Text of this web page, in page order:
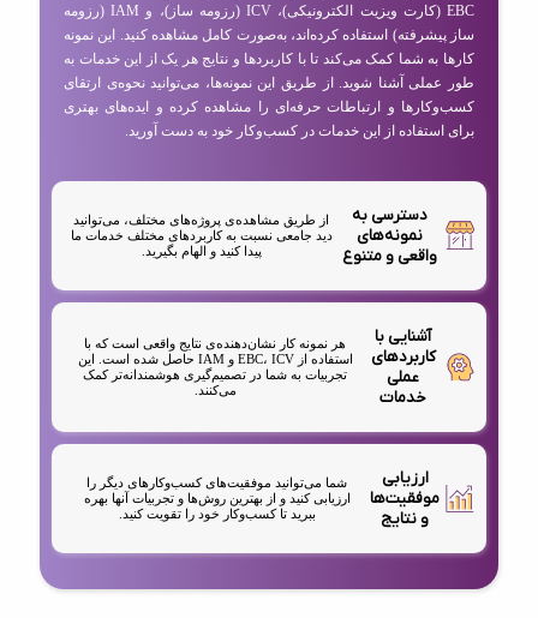
EBC (کارت ویزیت الکترونیکی)، ICV (رزومه ساز)، و IAM (رزومه
ساز پیشرفته) استفاده کرده‌اند، به‌صورت کامل مشاهده کنید. این نمونه
کارها به شما کمک می‌کند تا با کاربردها و نتایج هر یک از این خدمات به
طور عملی آشنا شوید. از طریق این نمونه‌ها، می‌توانید نحوه‌ی ارتقای
کسب‌وکارها و ارتباطات حرفه‌ای را مشاهده کرده و ایده‌های بهتری
برای استفاده از این خدمات در کسب‌وکار خود به دست آورید.
دسترسی به
نمونه‌های
واقعی و متنوع
از طریق مشاهده‌ی پروژه‌های مختلف، می‌توانید
دید جامعی نسبت به کاربردهای مختلف خدمات ما
پیدا کنید و الهام بگیرید.
آشنایی با
کاربردهای
عملی
خدمات
هر نمونه کار نشان‌دهنده‌ی نتایج واقعی است که با
استفاده از EBC، ICV و IAM حاصل شده است. این
تجربیات به شما در تصمیم‌گیری هوشمندانه‌تر کمک
می‌کنند.
ارزیابی
موفقیت‌ها
و نتایج
شما می‌توانید موفقیت‌های کسب‌وکارهای دیگر را
ارزیابی کنید و از بهترین روش‌ها و تجربیات آنها بهره
ببرید تا کسب‌وکار خود را تقویت کنید.